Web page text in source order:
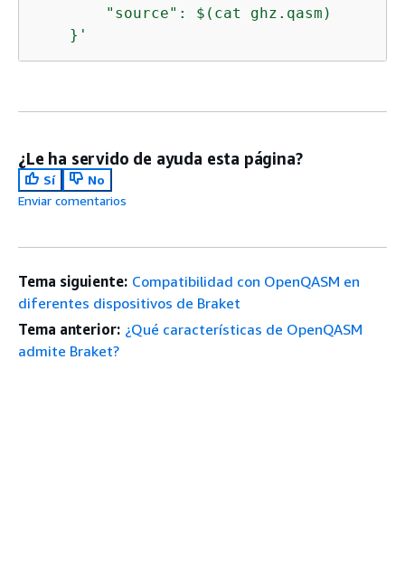
        "source": $(cat ghz.qasm)
    }'
¿Le ha servido de ayuda esta página?
Sí
No
Enviar comentarios
Tema siguiente: Compatibilidad con OpenQASM en
diferentes dispositivos de Braket
Tema anterior: ¿Qué características de OpenQASM
admite Braket?